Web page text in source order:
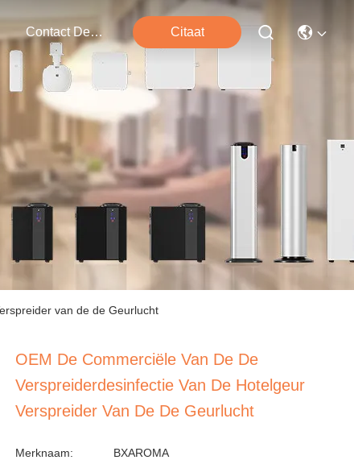
Contact De V.s. Citaat
van de de Geurlucht
OEM De Commerciële Van De De
Verspreiderdesinfectie Van De Hotelgeur
Verspreider Van De De Geurlucht
Merknaam: BXAROMA